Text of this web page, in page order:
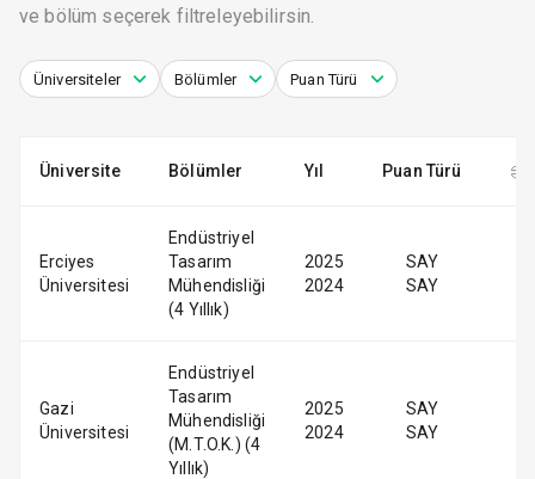
ve bölüm seçerek filtreleyebilirsin.
Üniversiteler Bölümler Puan Türü
Üniversite Bölümler Yıl Puan Türü
Erciyes
Üniversitesi
Endüstriyel
Tasarım
Mühendisliği
(4 Yıllık)
2025
2024
SAY
SAY
Gazi
Üniversitesi
Endüstriyel
Tasarım
Mühendisliği
(M.T.O.K.) (4
Yıllık)
2025
2024
SAY
SAY